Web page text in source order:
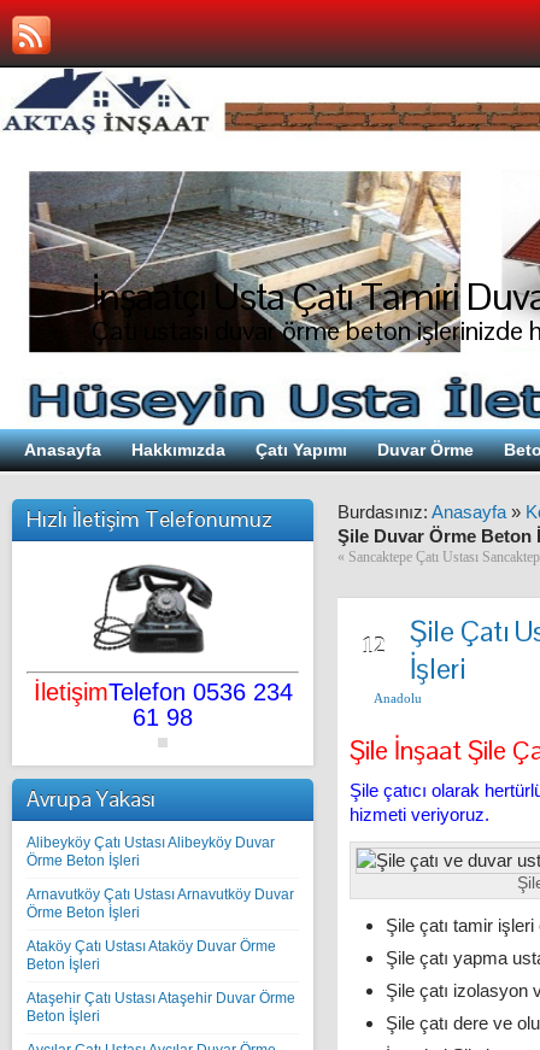
İnşaatçı Usta Çatı Tamiri
Çatı ustası duvar örme beton işlerinizde
Anasayfa Hakkımızda Çatı Yapımı Duvar Örme
Hızlı İletişim Telefonumuz
İletişimTelefon 0536 234
61 98
Avrupa Yakası
Alibeyköy Çatı Ustası Alibeyköy Duvar
Örme Beton İşleri
Arnavutköy Çatı Ustası Arnavutköy Duvar
Örme Beton İşleri
Ataköy Çatı Ustası Ataköy Duvar Örme
Beton İşleri
Ataşehir Çatı Ustası Ataşehir Duvar Örme
Beton İşleri
Burdasınız: Anasayfa »
Şile Duvar Örme Beton
« Sancaktepe Çatı Ustası
12
Şile Çatı
İşleri
Anadolu
Şile İnşaat Şile
Şile çatıcı olarak
hizmeti veriyoruz.
Şile çatı tamir işleri
Şile çatı yapma
Şile çatı izolasyon
Şile çatı dere ve